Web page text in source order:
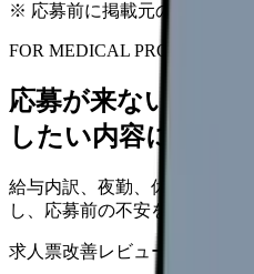
※ 応募前に掲載元の最新情報
FOR MEDICAL PROVIDERS
応募が来ない求人
したい内容に直せま
給与内訳、夜勤、休日、教育
し、応募前の不安を減らす求
求人票改善レビュー